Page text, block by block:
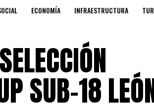
ECONOMÍA INFRAESTRUCTURA
SUB-18